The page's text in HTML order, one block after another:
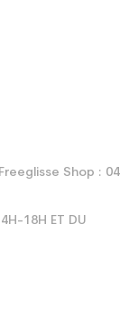
Shop : 04
18H ET DU